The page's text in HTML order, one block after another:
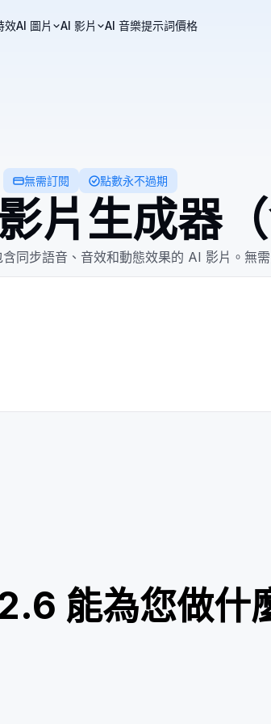
效AI 圖片 AI 影片 AI 音樂提示詞價格
無需訂閱 點數永不過期
片生成器
同步語音、音效和動態效果的 AI 影片。無
能為您做什